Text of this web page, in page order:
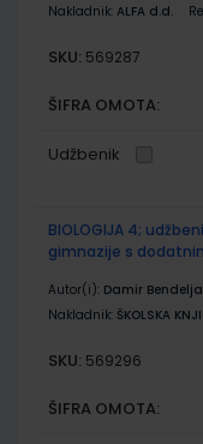
Nakladnik: ALFA d.d.
SKU: 569287
ŠIFRA OMOTA:
Udžbenik
BIOLOGIJA 4;
gimnazije s
Autor(i): Damir
Nakladnik: ŠKOLSKA
SKU: 569296
ŠIFRA OMOTA: